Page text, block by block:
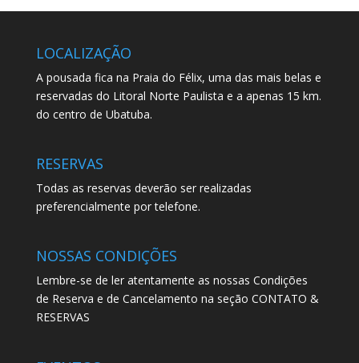
LOCALIZAÇÃO
A pousada fica na Praia do Félix, uma das mais belas e
reservadas do Litoral Norte Paulista e a apenas 15 km.
do centro de Ubatuba.
RESERVAS
Todas as reservas deverão ser realizadas
preferencialmente por telefone.
NOSSAS CONDIÇÕES
Lembre-se de ler atentamente as nossas Condições
de Reserva e de Cancelamento na seção CONTATO &
RESERVAS